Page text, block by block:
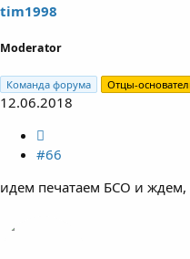
tim1998
Moderator
Команда форума Отцы-
12.06.2018
#66
идем печатаем БСО и ждем,